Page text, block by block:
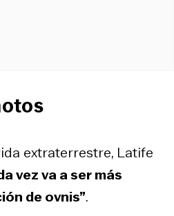
extraterrestre, Latife
vez va a ser más
de ovnis”.